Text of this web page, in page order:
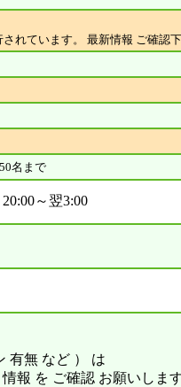
れています。 最新情報 ご確認
名まで
～翌3:00
有無 など ） は
情報 を ご確認 お願いしま